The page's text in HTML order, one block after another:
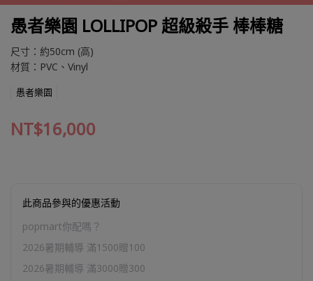
愚者樂園 LOLLIPOP 超級殺手 棒棒糖
尺寸：約50cm (高)
材質：PVC、Vinyl
愚者樂園
NT$16,000
此商品參與的優惠活動
popmart你配嗎？
2026暑期輔導 滿1500贈100
2026暑期輔導 滿3000贈300